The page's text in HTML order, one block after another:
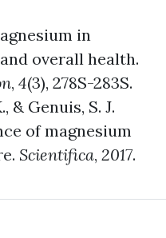
in
overall health.
, 4(3), 278S-283S.
& Genuis, S. J.
of magnesium
Scientifica, 2017.